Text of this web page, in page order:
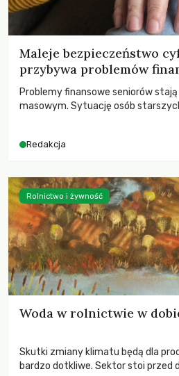
Maleje bezpieczeństwo
przybywa problemów
Problemy finansowe seniorów
masowym. Sytuację osób
Redakcja
Woda w rolnictwie w
Skutki zmiany klimatu będą dla
bardzo dotkliwe. Sektor stoi przed
Rolnictwo i żywność